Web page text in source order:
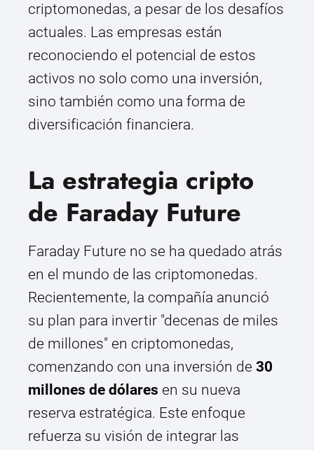
criptomonedas, a pesar de los desafíos
actuales. Las empresas están
reconociendo el potencial de estos
activos no solo como una inversión,
sino también como una forma de
diversificación financiera.
La estrategia cripto
de Faraday Future
Faraday Future no se ha quedado atrás
en el mundo de las criptomonedas.
Recientemente, la compañía anunció
su plan para invertir "decenas de miles
de millones" en criptomonedas,
comenzando con una inversión de 30
millones de dólares en su nueva
reserva estratégica. Este enfoque
refuerza su visión de integrar las